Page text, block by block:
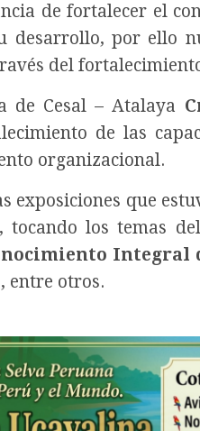
de fortalecer el
desarrollo, por ello
del
de Cesal – Atalaya
de las
organizacional.
exposiciones que
tocando los temas
Integral
entre otros.